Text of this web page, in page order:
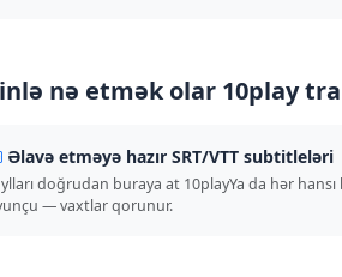
nə etmək olar 10play
Əlavə etməyə hazır SRT/VTT subtitleləri
doğrudan buraya at 10playYa da hər hansı
— vaxtlar qorunur.